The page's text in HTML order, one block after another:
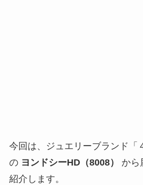
今回は、ジュエリーブランド
の ヨンドシーHD（8008）
から
紹介します。